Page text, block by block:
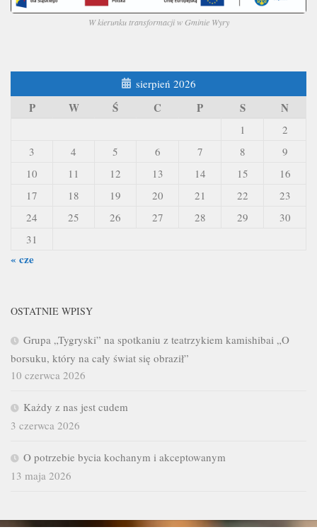
W kierunku transformacji w Gminie Wyry
sierpień 2026
P W Ś C P S N
1
2
3
4 5 6 7 8
9
10
11 12 13 14 15
16
17
18 19 20 21 22
23
24
25 26 27 28 29
30
31
« cze
OSTATNIE WPISY
Grupa „Tygryski” na spotkaniu z teatrzykiem kamishibai „O
borsuku, który na cały świat się obraził”
10 czerwca 2026
Każdy z nas jest cudem
3 czerwca 2026
O potrzebie bycia kochanym i akceptowanym
13 maja 2026